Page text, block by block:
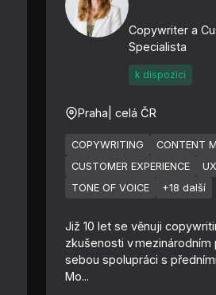
Copywriter a
Specialista
k dispozici
Praha | celá ČR
COPYWRITING
CONTENT
CUSTOMER EXPERIENCE
TONE OF VOICE
+18 další
Již 10 let se věnuji
zkušenosti v mezinárodním
sebou spolupráci s
Mo...